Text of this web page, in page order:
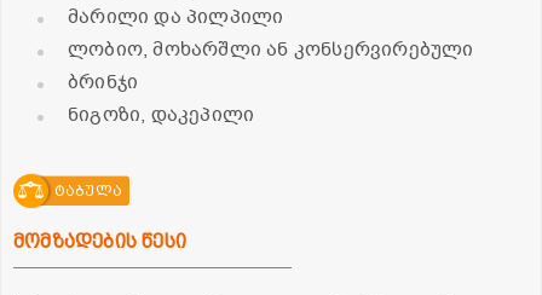
მარილი და პილპილი
ლობიო, მოხარშლი ან კონსერვირებული
ბრინჯი
ნიგოზი, დაკეპილი
ტაბულა
მომზადების წესი